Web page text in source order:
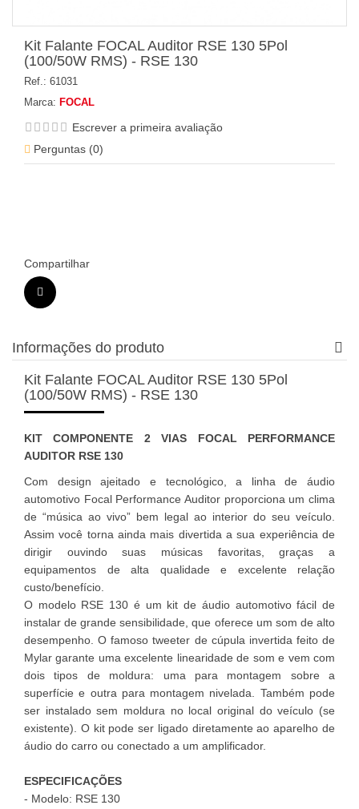
Kit Falante FOCAL Auditor RSE 130 5Pol
(100/50W RMS) - RSE 130
Ref.: 61031
Marca: FOCAL
Escrever a primeira avaliação
Perguntas (0)
Compartilhar
Informações do produto
Kit Falante FOCAL Auditor RSE 130 5Pol
(100/50W RMS) - RSE 130
KIT COMPONENTE 2 VIAS FOCAL PERFORMANCE
AUDITOR RSE 130
Com design ajeitado e tecnológico, a linha de áudio
automotivo Focal Performance Auditor proporciona um clima
de “música ao vivo” bem legal ao interior do seu veículo.
Assim você torna ainda mais divertida a sua experiência de
dirigir ouvindo suas músicas favoritas, graças a
equipamentos de alta qualidade e excelente relação
custo/benefício.
O modelo RSE 130 é um kit de áudio automotivo fácil de
instalar de grande sensibilidade, que oferece um som de alto
desempenho. O famoso tweeter de cúpula invertida feito de
Mylar garante uma excelente linearidade de som e vem com
dois tipos de moldura: uma para montagem sobre a
superfície e outra para montagem nivelada. Também pode
ser instalado sem moldura no local original do veículo (se
existente). O kit pode ser ligado diretamente ao aparelho de
áudio do carro ou conectado a um amplificador.
ESPECIFICAÇÕES
- Modelo: RSE 130